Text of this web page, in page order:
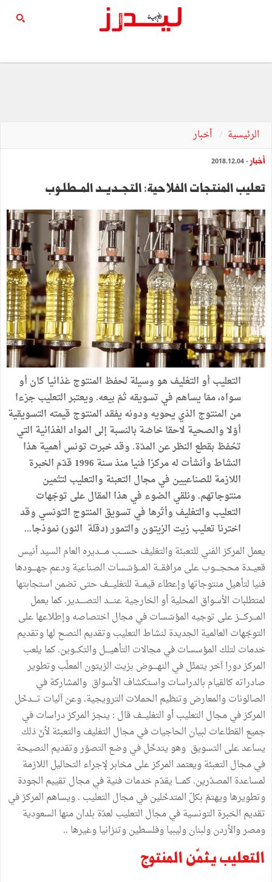
الرئيسية أخبار
أخبار - 2018.12.04
تعليب المنتجات الفلاحية: التجــديــد المــطلـوب
التعليب أو التغليف هو وسيلة لحفظ المنتوج غذائيا كان أو
سواه، ممّا يساهم في تسويقه ثمّ بيعه. ويعتبر التعليب جزءا
من المنتوج الذي يحويه ودونه يفقد المنتوج قيمته التسويقية
أوّلا والصحية لاحقا خاصّة بالنسبة إلى المواد الغذائية التي
تحُفظ بقطع النظر عن المدّة. وقد خبرت تونس أهمية هذا
النشاط وأنشأت له مركزا فنيا منذ سنة 1996 قدّم الخبرة
اللازمة للصناعيين في مجال التعبئة والتعليب لتثمين
منتوجاتهم. ونلقي الضوء في هذا المقال على توجّهات
التعليب والتغليف وأثرها في تسويق المنتوج التونسي وقد
اخترنا تعليب زيت الزيتون والتمور (دقلة النور) نموذجا...
يعمل المركز الفني للتعبئة والتغليف حســـب مــــديره العام السيد أنيس
قعيــدة محجــــوب على مرافقـــة المـــؤسّسات الصناعية ودعم جهــــودها
فنيا لتأهيل منتوجاتها وإعطاء قيمـــة للتغليــــف حتى تضمن استجابتها
لمتطلبات الأسواق المحلية أو الخارجية عنــــد التصــــدير. كما يعمل
المـــركــــز على توجيه المؤسّسات في مجال اختصاصه وإطلاعها على
التوجّهات العالمية الجديدة لنشاط التعليب وتقديم النصح لها وتقديم
خدمات لتلك المؤسسات في مجالات التأهيــــل والتكـــوين. كما يلعب
المركز دورا آخر يتمثّل في النهــــوض بزيت الزيتون المعلّب وتطوير
صادراته كالقيام بالدراسات واستكشاف الأسواق والمشاركة في
الصالونات والمعارض وتنظيم الحملات الترويجية. وعن آليات تــــدخّل
المركز في مجال التعليب أو التغليـــف قال : ينجز المركز دراسات في
جميع القطاعات لبيان الحاجيات في مجال التغليف والتعبئة لأنّ ذلك
يساعد على التسويق وهو يتدخّل في وضع التصوّر وتقديم النصيحة
في مجال التعبئة ويعتمد المركز على مخابر لإجراء التحاليل اللازمة
لمساعدة المصدّرين. كمــــا يقدّم خدمات فنية في مجال تقييم الجودة
وتطويرها ويهتمّ بكلّ المتدخّلين في مجال التعليب . ويساهم المركز في
تقديم الخبرة التونسية في مجال التعليب لعدّة بلدان منها السعودية
ومصر والأردن ولبنان وليبيا وفلسطين وتنزانيا وغيرها ..
التعليب يثمّن المنتوج